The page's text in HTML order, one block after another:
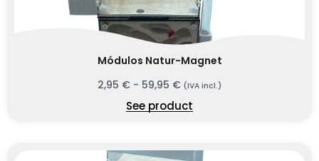
Módulos Natur-Magnet
2,95 € - 59,95 € (IVA incl.)
See product